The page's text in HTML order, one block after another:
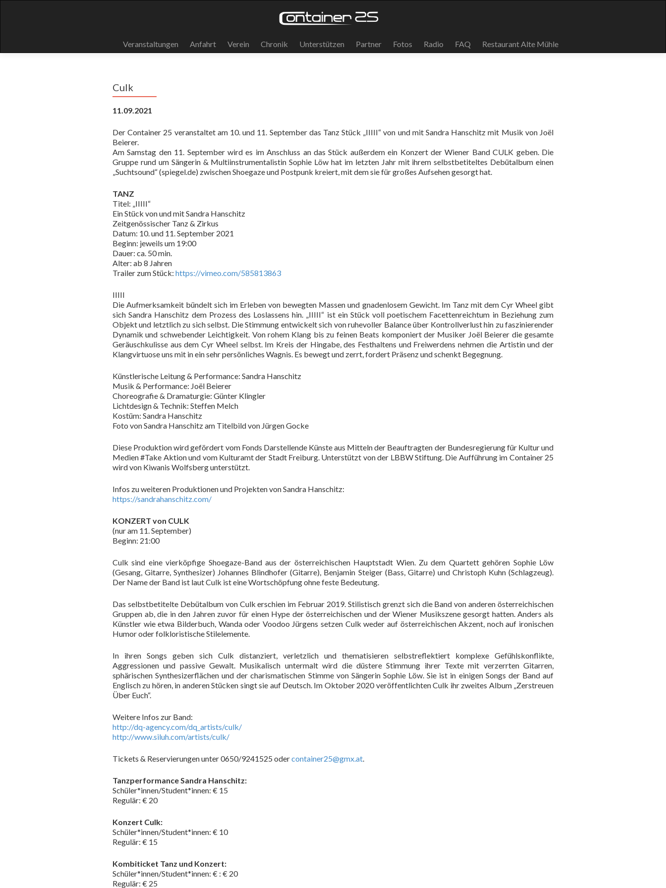
Skip
to
Veranstaltungen Anfahrt Verein Chronik Unterstützen Partner Fotos Radio FAQ Restaurant Alte Mühle
Culk
11.09.2021
Der Container 25 veranstaltet am 10. und 11. September das Tanz Stück „IIIII“ von und mit Sandra Hanschitz mit Musik von Joël
Beierer.
Am Samstag den 11. September wird es im Anschluss an das Stück außerdem ein Konzert der Wiener Band CULK geben. Die
Gruppe rund um Sängerin & Multiinstrumentalistin Sophie Löw hat im letzten Jahr mit ihrem selbstbetiteltes Debütalbum einen
„Suchtsound“ (spiegel.de) zwischen Shoegaze und Postpunk kreiert, mit dem sie für großes Aufsehen gesorgt hat.
TANZ
Titel: „IIIII“
Ein Stück von und mit Sandra Hanschitz
Zeitgenössischer Tanz & Zirkus
Datum: 10. und 11. September 2021
Beginn: jeweils um 19:00
Dauer: ca. 50 min.
Alter: ab 8 Jahren
Trailer zum Stück: https://vimeo.com/585813863
IIIII
Die Aufmerksamkeit bündelt sich im Erleben von bewegten Massen und gnadenlosem Gewicht. Im Tanz mit dem Cyr Wheel gibt
sich Sandra Hanschitz dem Prozess des Loslassens hin. „IIIII“ ist ein Stück voll poetischem Facettenreichtum in Beziehung zum
Objekt und letztlich zu sich selbst. Die Stimmung entwickelt sich von ruhevoller Balance über Kontrollverlust hin zu faszinierender
Dynamik und schwebender Leichtigkeit. Von rohem Klang bis zu feinen Beats komponiert der Musiker Joël Beierer die gesamte
Geräuschkulisse aus dem Cyr Wheel selbst. Im Kreis der Hingabe, des Festhaltens und Freiwerdens nehmen die Artistin und der
Klangvirtuose uns mit in ein sehr persönliches Wagnis. Es bewegt und zerrt, fordert Präsenz und schenkt Begegnung.
Künstlerische Leitung & Performance: Sandra Hanschitz
Musik & Performance: Joël Beierer
Choreografie & Dramaturgie: Günter Klingler
Lichtdesign & Technik: Steffen Melch
Kostüm: Sandra Hanschitz
Foto von Sandra Hanschitz am Titelbild von Jürgen Gocke
Diese Produktion wird gefördert vom Fonds Darstellende Künste aus Mitteln der Beauftragten der Bundesregierung für Kultur und
Medien #Take Aktion und vom Kulturamt der Stadt Freiburg. Unterstützt von der LBBW Stiftung. Die Aufführung im Container 25
wird von Kiwanis Wolfsberg unterstützt.
Infos zu weiteren Produktionen und Projekten von Sandra Hanschitz:
https://sandrahanschitz.com/
KONZERT von CULK
(nur am 11. September)
Beginn: 21:00
Culk sind eine vierköpfige Shoegaze-Band aus der österreichischen Hauptstadt Wien. Zu dem Quartett gehören Sophie Löw
(Gesang, Gitarre, Synthesizer) Johannes Blindhofer (Gitarre), Benjamin Steiger (Bass, Gitarre) und Christoph Kuhn (Schlagzeug).
Der Name der Band ist laut Culk ist eine Wortschöpfung ohne feste Bedeutung.
Das selbstbetitelte Debütalbum von Culk erschien im Februar 2019. Stilistisch grenzt sich die Band von anderen österreichischen
Gruppen ab, die in den Jahren zuvor für einen Hype der österreichischen und der Wiener Musikszene gesorgt hatten. Anders als
Künstler wie etwa Bilderbuch, Wanda oder Voodoo Jürgens setzen Culk weder auf österreichischen Akzent, noch auf ironischen
Humor oder folkloristische Stilelemente.
In ihren Songs geben sich Culk distanziert, verletzlich und thematisieren selbstreflektiert komplexe Gefühlskonflikte,
Aggressionen und passive Gewalt. Musikalisch untermalt wird die düstere Stimmung ihrer Texte mit verzerrten Gitarren,
sphärischen Synthesizerflächen und der charismatischen Stimme von Sängerin Sophie Löw. Sie ist in einigen Songs der Band auf
Englisch zu hören, in anderen Stücken singt sie auf Deutsch. Im Oktober 2020 veröffentlichten Culk ihr zweites Album „Zerstreuen
Über Euch“.
Weitere Infos zur Band:
http://dq-agency.com/dq_artists/culk/
http://www.siluh.com/artists/culk/
Tickets & Reservierungen unter 0650/9241525 odercontainer25@gmx.at.
Tanzperformance Sandra Hanschitz:
Schüler*innen/Student*innen: € 15
Regulär: € 20
Konzert Culk:
Schüler*innen/Student*innen: € 10
Regulär: € 15
Kombiticket Tanz und Konzert:
Schüler*innen/Student*innen: € : € 20
Regulär: € 25